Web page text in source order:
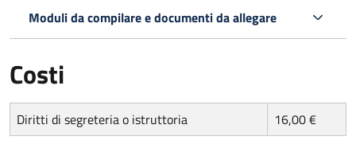
Moduli da compilare e documenti da allegare
Costi
Diritti di segreteria o istruttoria 16,00 €